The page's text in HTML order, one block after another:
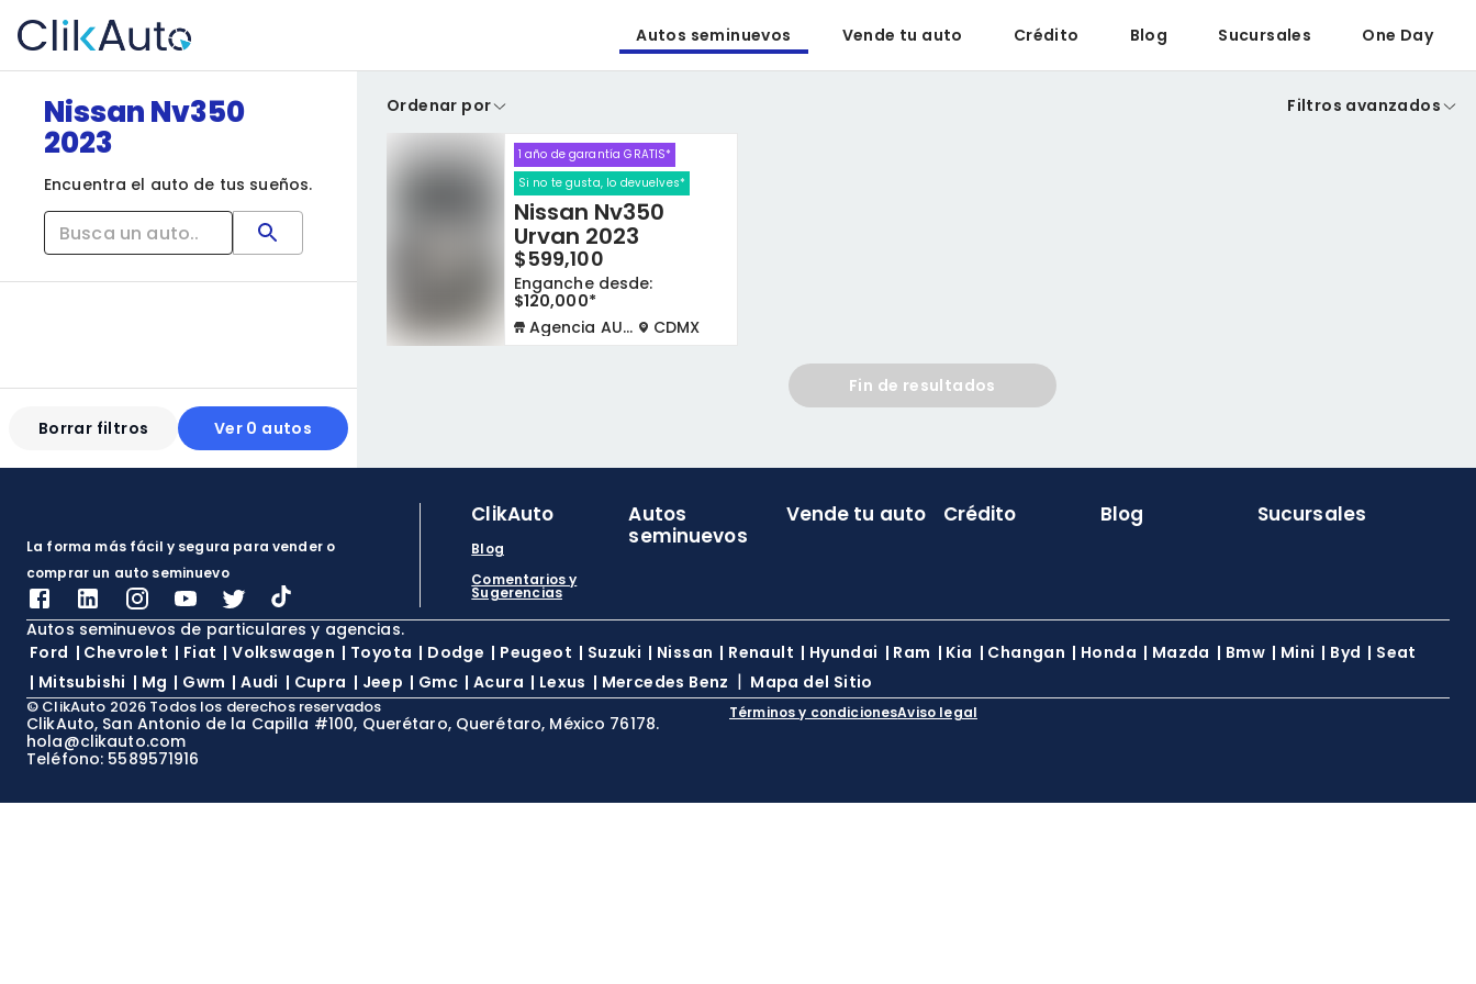
Autos seminuevos Vende tu auto Crédito Blog Sucursales One Day
Nissan Nv350
2023
Encuentra el auto de tus sueños.
Borrar filtros Ver 0 autos
Ordenar por Filtros avanzados
1 año de garantía GRATIS*
Si no te gusta, lo devuelves*
Nissan Nv350
Urvan 2023
$599,100
Enganche desde:
$120,000*
Agencia AUTOCOM
CDMX
Fin de resultados
La forma más fácil y segura para vender o
comprar un auto seminuevo
ClikAuto
Blog
Comentarios y
Sugerencias
Autos
seminuevos
Vende tu auto Crédito Blog Sucursales
Autos seminuevos de particulares y agencias.
Ford | Chevrolet | Fiat |Volkswagen | Toyota | Dodge | Peugeot | Suzuki | Nissan | Renault | Hyundai | Ram | Kia | Changan | Honda | Mazda | Bmw | Mini | Byd | Seat
| Mitsubishi | Mg | Gwm |Audi | Cupra | Jeep | Gmc | Acura | Lexus | Mercedes Benz | Mapa del Sitio
© ClikAuto 2026 Todos los derechos reservados
ClikAuto, San Antonio de la Capilla #100, Querétaro, Querétaro, México 76178.
hola@clikauto.com
Teléfono: 5589571916
Términos y condicionesAviso legal